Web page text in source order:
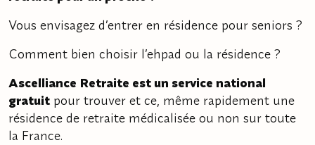
Vous envisagez d’entrer en résidence pour seniors ?
Comment bien choisir l’ehpad ou la résidence ?
Ascelliance Retraite est un service national
gratuit pour trouver et ce, même rapidement une
résidence de retraite médicalisée ou non sur toute
la France.